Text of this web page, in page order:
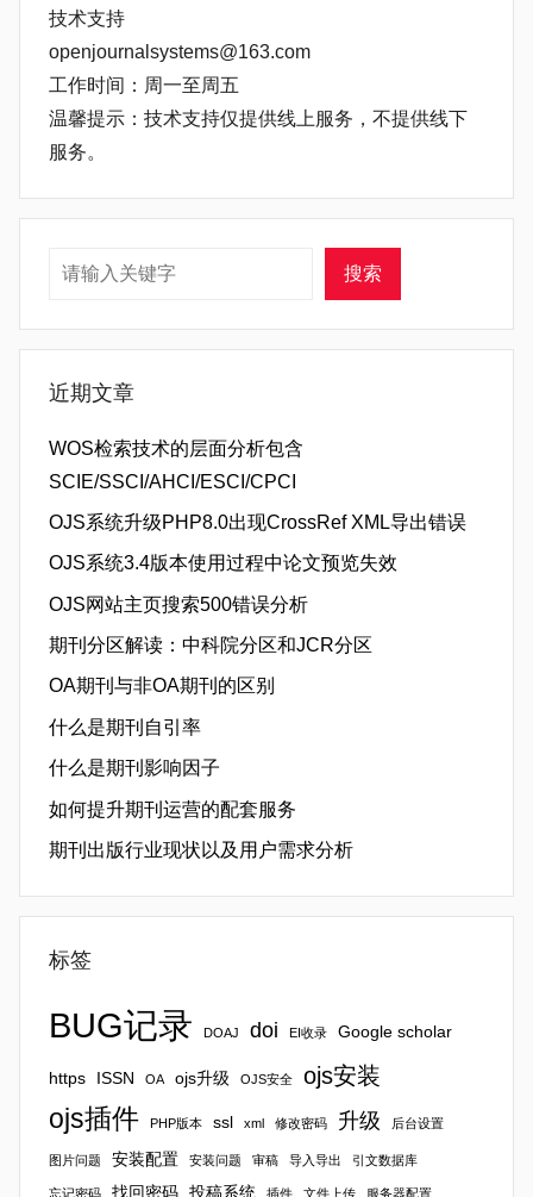
技术支持
openjournalsystems@163.com
工作时间：周一至周五
温馨提示：技术支持仅提供线上服务，不提供线下
服务。
搜索
搜索
近期文章
WOS检索技术的层面分析包含
SCIE/SSCI/AHCI/ESCI/CPCI
OJS系统升级PHP8.0出现CrossRef XML导出错误
OJS系统3.4版本使用过程中论文预览失效
OJS网站主页搜索500错误分析
期刊分区解读：中科院分区和JCR分区
OA期刊与非OA期刊的区别
什么是期刊自引率
什么是期刊影响因子
如何提升期刊运营的配套服务
期刊出版行业现状以及用户需求分析
标签
BUG记录 DOAJ doi EI收录 Google scholar
https ISSN OA ojs升级 OJS安全 ojs安装
ojs插件 PHP版本 ssl xml 修改密码 升级 后台设置
图片问题 安装配置 安装问题 审稿 导入导出 引文数据库
忘记密码 找回密码 投稿系统 插件 文件上传 服务器配置